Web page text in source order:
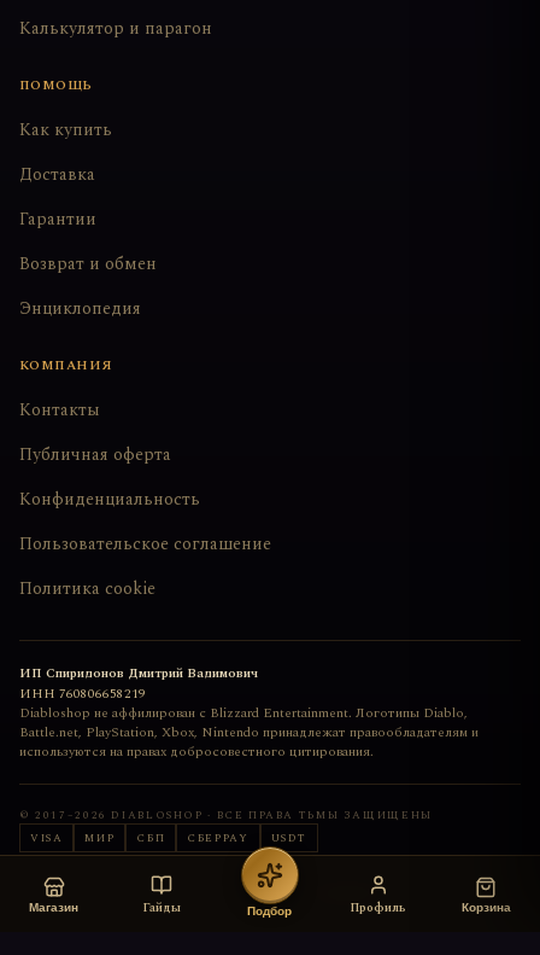
Калькулятор и парагон
ПОМОЩЬ
Как купить
Доставка
Гарантии
Возврат и обмен
Энциклопедия
КОМПАНИЯ
Контакты
Публичная оферта
Конфиденциальность
Пользовательское соглашение
Политика cookie
ИП Спиридонов Дмитрий Вадимович
ИНН 760806658219
Diabloshop не аффилирован с Blizzard Entertainment. Логотипы Diablo,
Battle.net, PlayStation, Xbox, Nintendo принадлежат правообладателям и
используются на правах добросовестного цитирования.
© 2017–2026 DIABLOSHOP · ВСЕ ПРАВА ТЬМЫ ЗАЩИЩЕНЫ
VISA
МИР СБП СБЕРPAY USDT
Сайт сделан с любовью deemkend
Магазин Гайды Подбор Профиль Корзина